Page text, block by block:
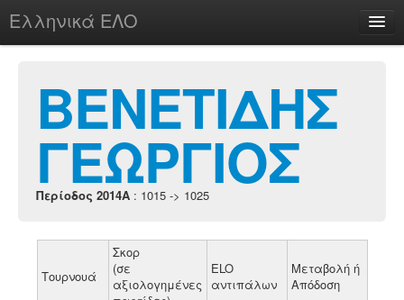
Ελληνικά ΕΛΟ
chesstu.be @ discord
Login
ΒΕΝΕΤΙΔΗΣ
ΓΕΩΡΓΙΟΣ
Περίοδος 2014A : 1015 -> 1025
Τουρνουά
Σκορ
(σε
αξιολογημένες
ELO
αντιπάλων
Μεταβολή ή
Απόδοση